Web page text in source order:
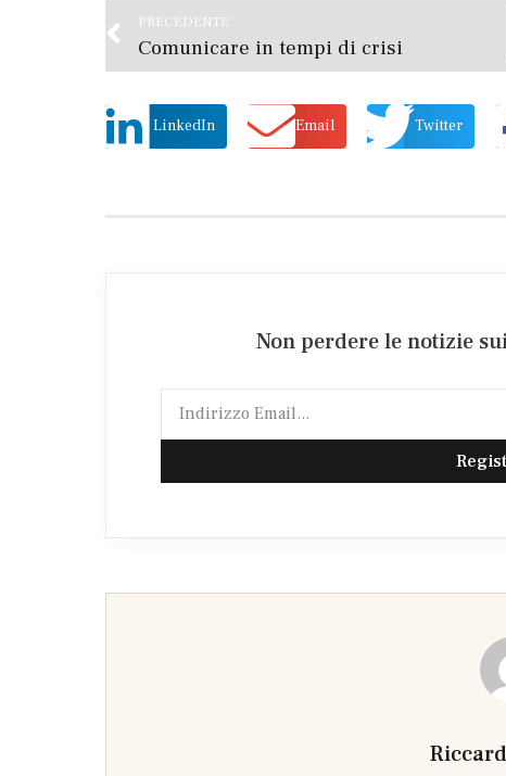
PRECEDENTE
Comunicare in tempi di crisi
LinkedIn Email Twitter
Non perdere le notizie